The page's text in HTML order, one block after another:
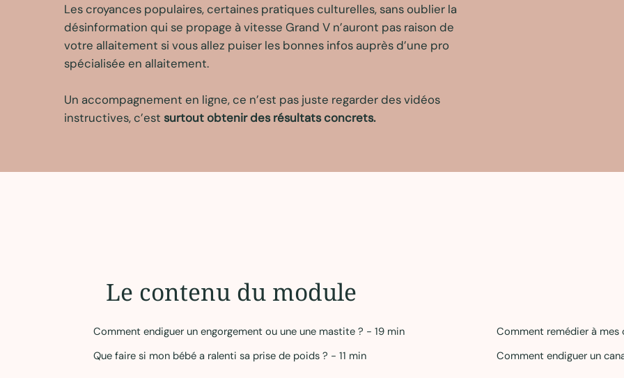
Les croyances populaires, certaines pratiques culturelles, sans oublier la
désinformation qui se propage à vitesse Grand V n’auront pas raison de
votre allaitement si vous allez puiser les bonnes infos auprès d’une pro
spécialisée en allaitement.
Un accompagnement en ligne, ce n’est pas juste regarder des vidéos
instructives, c’estsurtout obtenir des résultats concrets.
Le contenu du module
Comment endiguer un engorgement ou une une mastite ? - 19 min
Comment remédier à mes
Que faire si mon bébé a ralenti sa prise de poids ? - 11 min
Comment endiguer un